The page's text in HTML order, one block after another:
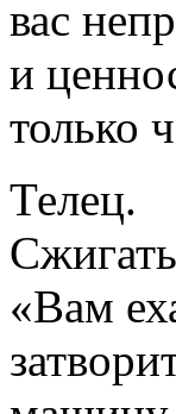
вас
и
только
Телец.
«Вам